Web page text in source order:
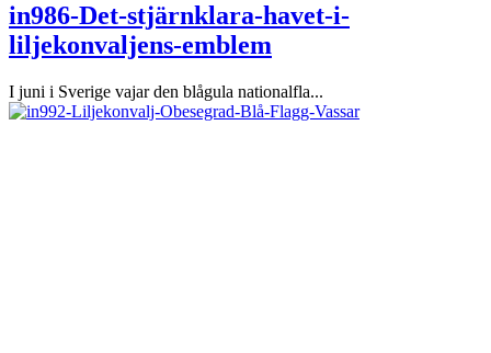
in986-Det-stjärnklara-havet-i-
liljekonvaljens-emblem
I juni i Sverige vajar den blågula nationalfla...